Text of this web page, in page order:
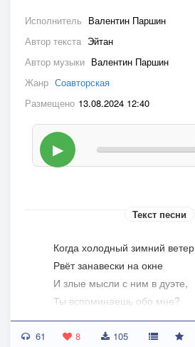
Исполнитель Валентин Паршин
Автор текста Эйтан
Автор музыки Валентин Паршин
Жанр Соавторская
Размещено 13.08.2024 12:40
▶
Текст песни
Когда холодный зимний ветер
Рвёт занавески на окне
И злые мысли с ним в дуэте,
Ты вспоминаешь обо мне?
Когда зову тебя ночами
61 8 105